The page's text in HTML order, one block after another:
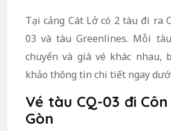
Tại cảng Cát Lở có 2 tàu đi ra
03 và tàu Greenlines. Mỗi
chuyển và giá vé khác nhau,
khảo thông tin chi tiết ngay
Vé tàu CQ-03 đi
Gòn